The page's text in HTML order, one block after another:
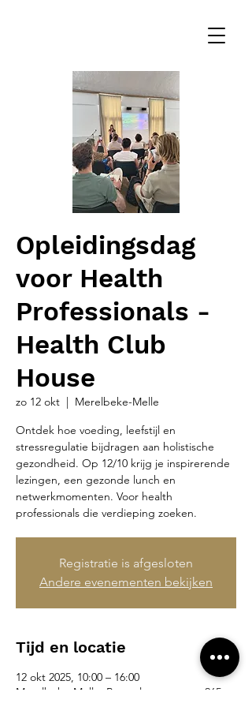
Opleidingsdag
voor Health
Professionals -
Health Club
House
zo 12 okt
  |
Merelbeke-Melle
Ontdek hoe voeding, leefstijl en
stressregulatie bijdragen aan holistische
gezondheid. Op 12/10 krijg je inspirerende
lezingen, een gezonde lunch en
netwerkmomenten. Voor health
professionals die verdieping zoeken.
Registratie is afgesloten
Andere evenementen bekijken
Tijd en locatie
12 okt 2025, 10:00 – 16:00
Merelbeke-Melle, Brusselsesteenweg 265,